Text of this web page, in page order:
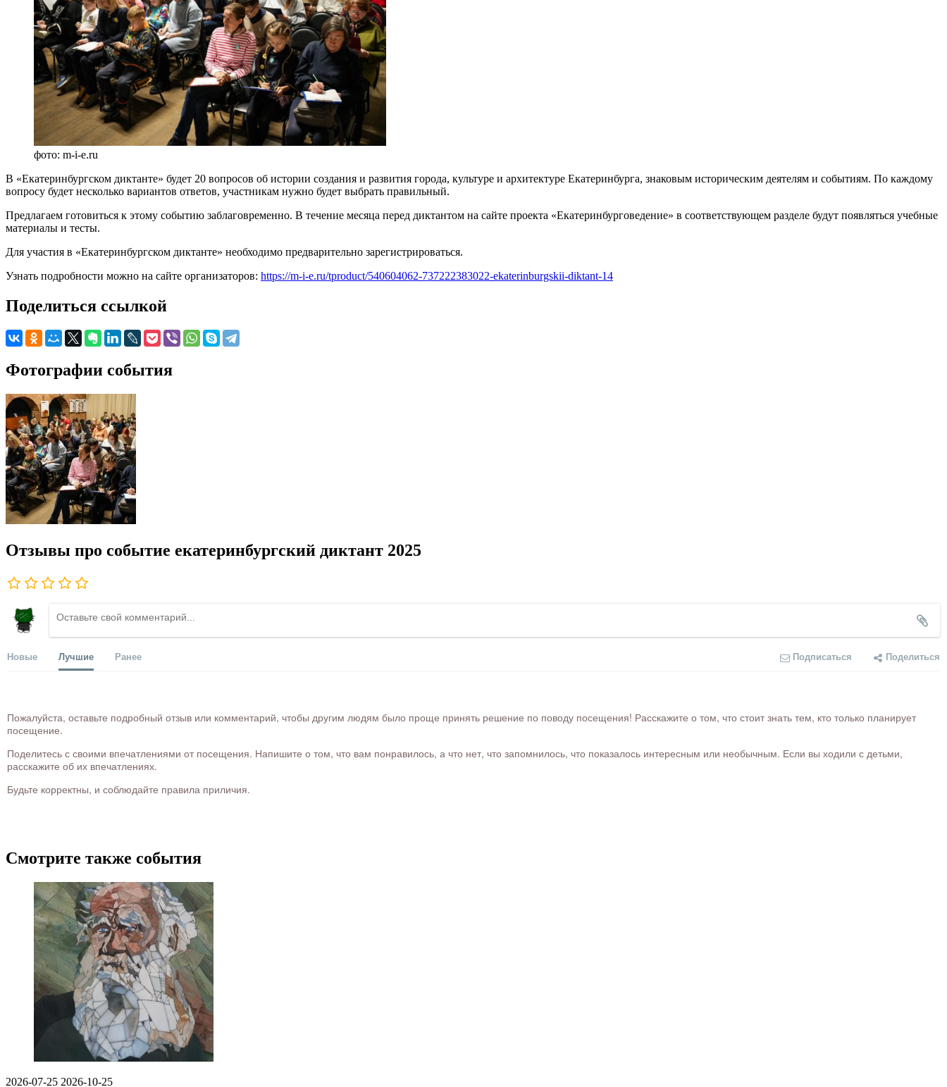
фото: m-i-e.ru
В «Екатеринбургском диктанте» будет 20 вопросов об истории создания и развития города, культуре и архитектуре Екатеринбурга, знаковым историческим деятелям и событиям. По каждому
вопросу будет несколько вариантов ответов, участникам нужно будет выбрать правильный.
Предлагаем готовиться к этому событию заблаговременно. В течение месяца перед диктантом на сайте проекта «Екатеринбурговедение» в соответствующем разделе будут появляться учебные
материалы и тесты.
Для участия в «Екатеринбургском диктанте» необходимо предварительно зарегистрироваться.
Узнать подробности можно на сайте организаторов: https://m-i-e.ru/tproduct/540604062-737222383022-ekaterinburgskii-diktant-14
Поделиться ссылкой
Фотографии события
Отзывы про событие екатеринбургский диктант 2025
Новые Лучшие Ранее Подписаться Поделиться
Пожалуйста, оставьте подробный отзыв или комментарий, чтобы другим людям было проще принять решение по поводу посещения! Расскажите о том, что стоит знать тем, кто только планирует
посещение.
Поделитесь с своими впечатлениями от посещения. Напишите о том, что вам понравилось, а что нет, что запомнилось, что показалось интересным или необычным. Если вы ходили с детьми,
расскажите об их впечатлениях.
Будьте корректны, и соблюдайте правила приличия.
Смотрите также события
2026-07-25 2026-10-25